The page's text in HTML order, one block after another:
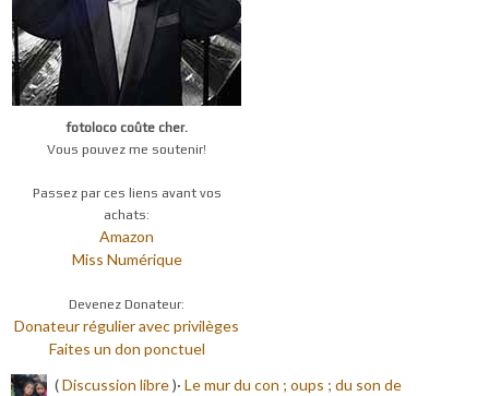
fotoloco coûte cher.
Vous pouvez me soutenir!
Passez par ces liens avant vos
achats:
Amazon
Miss Numérique
Devenez Donateur:
Donateur régulier avec privilèges
Faites un don ponctuel
(Discussion libre)· Le mur du con ; oups ; du son de